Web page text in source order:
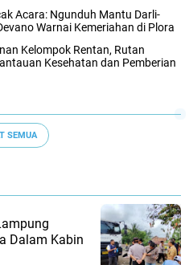
Acara: Ngunduh Mantu Darli-
Warnai Kemeriahan di Plora
Kelompok Rentan, Rutan
Kesehatan dan Pemberian
SEMUA
Dalam Kabin